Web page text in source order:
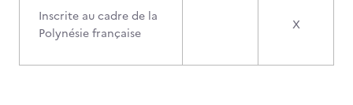
Inscrite au cadre de la
Polynésie française
X